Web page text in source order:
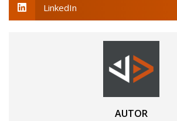
LinkedIn
AUTOR